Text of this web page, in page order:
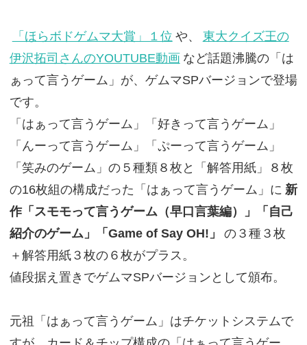
「ほらボドゲムマ大賞」１位 や、
東大クイズ王の
伊沢拓司さんのYOUTUBE動画 など話題沸騰の「は
ぁって言うゲーム」が、ゲムマSPバージョンで登場
です。
「はぁって言うゲーム」「好きって言うゲーム」
「んーって言うゲーム」「ぷーって言うゲーム」
「笑みのゲーム」の５種類８枚と「解答用紙」８枚
の16枚組の構成だった「はぁって言うゲーム」に 新
作「スモモって言うゲーム（早口言葉編）」「自己
紹介のゲーム」「Game of Say OH!」
の３種３枚
＋解答用紙３枚の６枚がプラス。
値段据え置きでゲムマSPバージョンとして頒布。
元祖「はぁって言うゲーム」はチケットシステムで